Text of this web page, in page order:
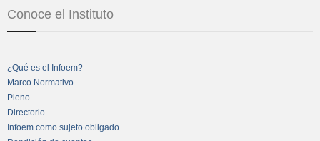
Conoce el Instituto
¿Qué es el Infoem?
Marco Normativo
Pleno
Directorio
Infoem como sujeto obligado